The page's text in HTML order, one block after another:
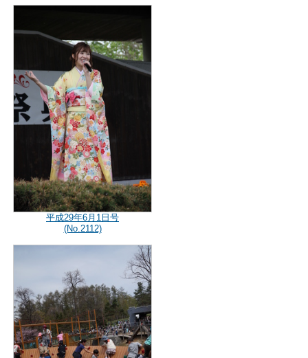
平成29年6月1日号
(No.2112)